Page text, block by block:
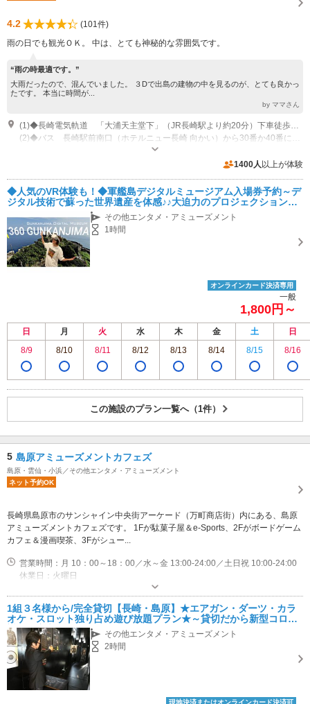
4.2
(101件)
雨の日でも観光ＯＫ。 中は、とても神秘的な雰囲気です。
“雨の時最適です。”
大雨だったので、混んでいました。 ３Dで出島の建物の中を見るのが、とても良かっ
たです。 本当に時間が...
by ママさん
(1)◆長崎電気軌道 「大浦天主堂下」（JR長崎駅より約20分）下車徒歩１分
開館時間：9:00 ～ 17:00（最終入館16:30） 休館日：不定休
1400人 以上が体験
◆人気のVR体験も！◆軍艦島デジタルミュージアム入場券予約～デ
ジタル技術で蘇った世界遺産を体感♪♪大迫力のプロジェクションマ
ッピングやあの頃にタイムスリップした気分になれるフォトスポッ
トも有ります！
その他エンタメ・アミューズメント
1時間
オンラインカード決済専用
一般
1,800円～
日 月 火 水 木 金 土
日
8/9
8/10 8/11 8/12 8/13 8/14 8/15 8/16
この施設のプラン一覧へ（1件）
5 島原アミューズメントカフェズ
島原・雲仙・小浜／その他エンタメ・アミューズメント
ネット予約OK
長崎県島原市のサンシャイン中央街アーケード（万町商店街）内にある、島原
アミューズメントカフェズです。 1Fが駄菓子屋＆e-Sports、2Fがボードゲーム
カフェ＆漫画喫茶、3Fがシュー...
営業時間：月 10：00～18：00／水～金 13:00-24:00／土日祝 10:00-24:00
休業日：火曜日
1組３名様から/完全貸切【長崎・島原】★エアガン・ダーツ・カラ
オケ・スロット独り占め遊び放題プラン★～貸切だから新型コロナ
対策も安心♪～
その他エンタメ・アミューズメント
2時間
現地決済またはオンラインカード決済可